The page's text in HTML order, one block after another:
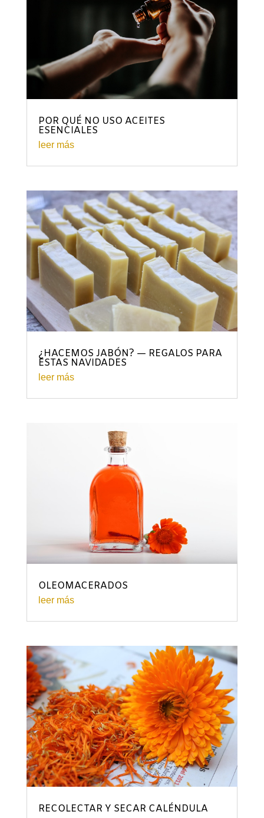
POR QUÉ NO USO ACEITES
ESENCIALES
leer más
¿HACEMOS JABÓN? — REGALOS PARA
ESTAS NAVIDADES
leer más
OLEOMACERADOS
leer más
RECOLECTAR Y SECAR CALÉNDULA